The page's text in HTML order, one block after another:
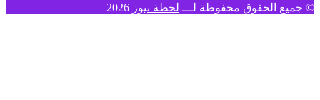
© جميع الحقوق محفوظة لـــ لحظة نيوز